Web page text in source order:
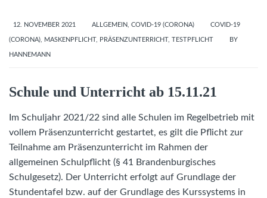
12. NOVEMBER 2021 ALLGEMEIN, COVID-19 (CORONA) COVID-19
(CORONA), MASKENPFLICHT , PRÄSENZUNTERRICHT , TESTPFLICHT BY
HANNEMANN
Schule und Unterricht ab 15.11.21
Im Schuljahr 2021/22 sind alle Schulen im Regelbetrieb mit
vollem Präsenzunterricht gestartet, es gilt die Pflicht zur
Teilnahme am Präsenzunterricht im Rahmen der
allgemeinen Schulpflicht (§ 41 Brandenburgisches
Schulgesetz). Der Unterricht erfolgt auf Grundlage der
Stundentafel bzw. auf der Grundlage des Kurssystems in